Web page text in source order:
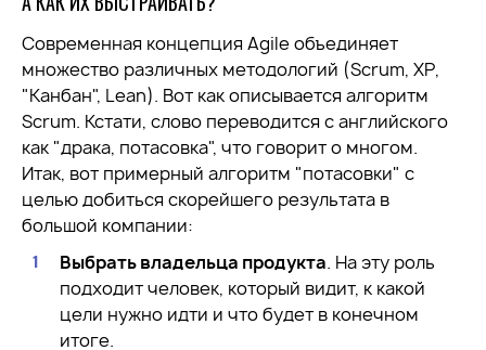
Современная концепция Agile объединяет
множество различных методологий (Scrum, ХР,
"Канбан", Lean). Вот как описывается алгоритм
Scrum. Кстати, слово переводится с английского
как "драка, потасовка", что говорит о многом.
Итак, вот примерный алгоритм "потасовки" с
целью добиться скорейшего результата в
большой компании:
Выбрать владельца продукта. На эту роль
подходит человек, который видит, к какой
цели нужно идти и что будет в конечном
итоге.